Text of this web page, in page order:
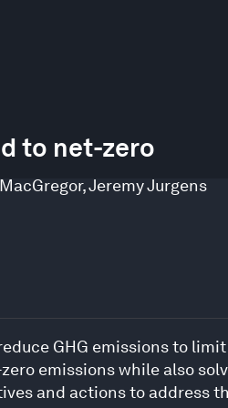
to net-zero
,Jeremy Jurgens
GHG emissions to
emissions while also
and actions to address